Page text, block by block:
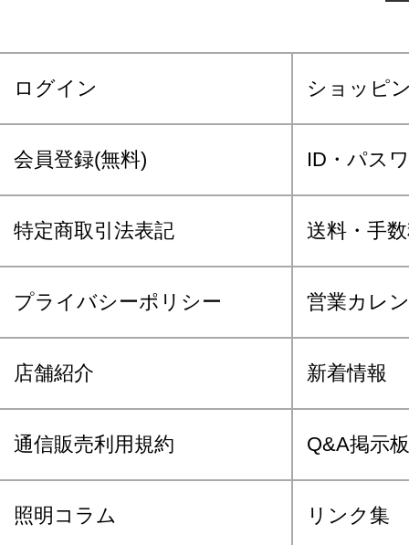
ログイン ショッピ
会員登録(無料) ID・パス
特定商取引法表記 送料・手
プライバシーポリシー 営業カレ
店舗紹介 新着情報
通信販売利用規約 Q&A掲示板
照明コラム リンク集